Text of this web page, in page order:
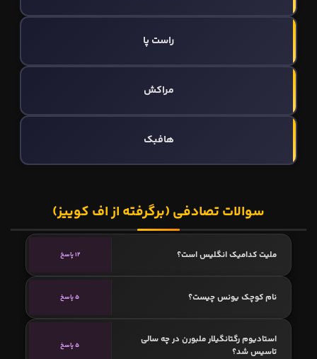
راست پا
مراکش
هافبک
سوالات تصادفی (برگرفته از اف کوییز)
ملیت کدامیک انگلیس است؟ 12 پاسخ
نام کوچک یونس چیست؟ 5 پاسخ
استادیوم رگتانگیلار ملبورن در چه سالی
تاسیس شد؟
5 پاسخ